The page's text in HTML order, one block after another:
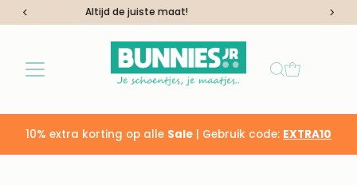
Ga naar inhoud Kwaliteit vanaf het eerste stapje
10% extra korting op alle Sale | Gebruik code: EXTRA10